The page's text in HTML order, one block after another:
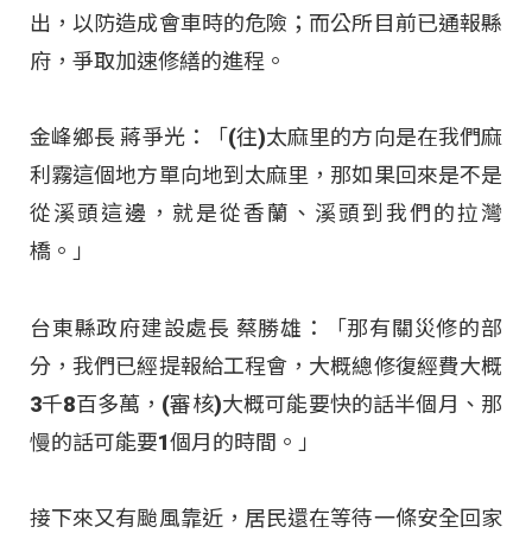
出，以防造成會車時的危險；而公所目前已通報縣
府，爭取加速修繕的進程。
金峰鄉長 蔣爭光：「(往)太麻里的方向是在我們麻
利霧這個地方單向地到太麻里，那如果回來是不是
從溪頭這邊，就是從香蘭、溪頭到我們的拉灣
橋。」
台東縣政府建設處長 蔡勝雄：「那有關災修的部
分，我們已經提報給工程會，大概總修復經費大概
3千8百多萬，(審核)大概可能要快的話半個月、那
慢的話可能要1個月的時間。」
接下來又有颱風靠近，居民還在等待一條安全回家